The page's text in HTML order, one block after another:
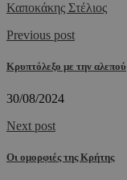
Καποκάκης Στέλιος
Previous post
Κρυπτόλεξο με την αλεπού
30/08/2024
Next post
Οι ομορφιές της Κρήτης